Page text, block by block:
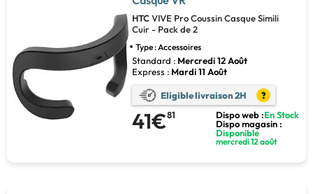
HTCVIVE Pro Coussin Casque Simili
Cuir - Pack de 2
Type : Accessoires
Standard : Mercredi 12 Août
Express : Mardi 11 Août
Eligible livraison 2H ?
41€81 Dispo web :En Stock
Dispo magasin :
Disponible
mercredi 12 août